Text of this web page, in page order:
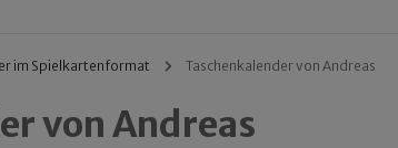
im Spielkartenformat Taschenkalender von Andreas
von Andreas